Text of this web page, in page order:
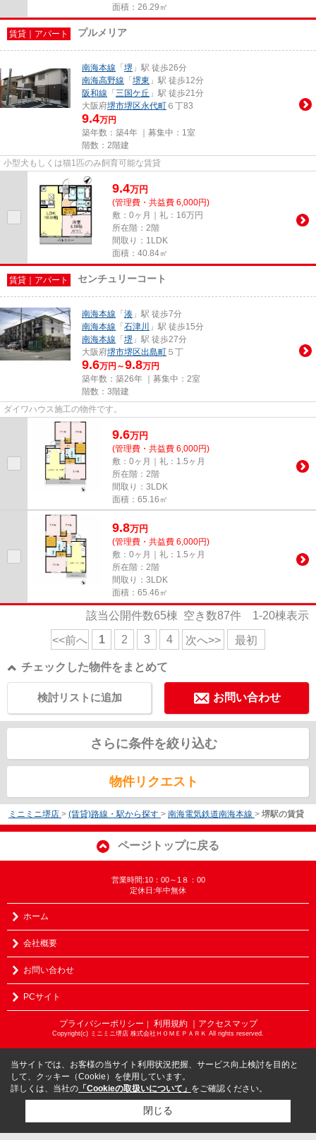
面積：26.29㎡
賃貸｜アパート プルメリア
南海本線 「 堺 」駅 徒歩26分
南海高野線 「 堺東 」駅 徒歩12分
阪和線 「 三国ケ丘 」駅 徒歩21分
大阪府堺市堺区永代町 ６丁83
9.4万円
築年数：築4年 ｜募集中： 1室
階数：2階建
小型犬もしくは猫1匹のみ飼育可能な賃貸
9.4万円
(管理費・共益費 6,000円)
敷：0ヶ月｜礼：16万円
所在階：2階
間取り：1LDK
面積：40.84㎡
賃貸｜アパート センチュリーコート
南海本線 「 湊 」駅 徒歩7分
南海本線 「 石津川
」駅 徒歩15分
南海本線 「 堺 」駅 徒歩27分
大阪府堺市堺区出島町 ５丁
9.6万円～9.8万円
築年数：築26年 ｜募集中： 2室
階数：3階建
ダイワハウス施工の物件です。
9.6万円
(管理費・共益費 6,000円)
敷：0ヶ月｜礼：1.5ヶ月
所在階：2階
間取り：3LDK
面積：65.16㎡
9.8万円
(管理費・共益費 6,000円)
敷：0ヶ月｜礼：1.5ヶ月
所在階：2階
間取り：3LDK
面積：65.46㎡
該当公開件数65棟 空き数87件 1-20棟表示
<<前へ 1 2 3 4 次へ>> 最初
チェックした物件をまとめて
お問い合わせ
検討リストに追加
さらに条件を絞り込む
物件リクエスト
ミニミニ堺店 > (賃貸)路線・駅から探す > 南海電気鉄道南海本線 > 堺駅の賃貸
ページトップに戻る
営業時間:10：00～1８：00
定休日:年中無休
ホーム
会社概要
お問い合わせ
PCサイト
プライバシーポリシー ｜ 利用規約 ｜アクセスマップ
Copyright(c) ミニミニ堺店 株式会社ＨＯＭＥＰＡＲＫ All rights reserved.
当サイトでは、お客様の当サイト利用状況把握、サービス向上検討を目的と
して、クッキー（Cookie）を使用しています。
詳しくは、当社の 「Cookieの取扱いについて」 をご確認ください。
閉じる